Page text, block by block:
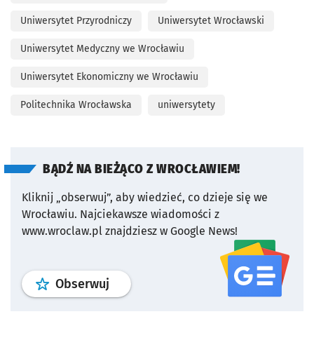
Uniwersytet Przyrodniczy Uniwersytet Wrocławski
Uniwersytet Medyczny we Wrocławiu
Uniwersytet Ekonomiczny we Wrocławiu
Politechnika Wrocławska uniwersytety
BĄDŹ NA BIEŻĄCO Z WROCŁAWIEM!
Kliknij „obserwuj”, aby wiedzieć, co dzieje się we
Wrocławiu. Najciekawsze wiadomości z
www.wroclaw.pl znajdziesz w Google News!
Obserwuj profil serwisu